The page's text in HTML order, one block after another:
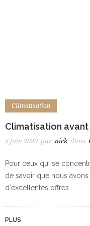
Climatisation
Climatisation
5 juin 2020 par nick dans
Pour ceux qui se
de savoir que nous
d'excellentes offres.
PLUS